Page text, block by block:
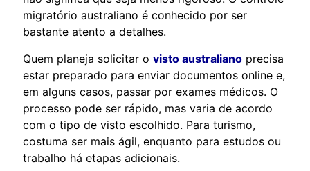
migratório australiano é conhecido por ser
bastante atento a detalhes.
Quem planeja solicitar o visto australiano precisa
estar preparado para enviar documentos online e,
em alguns casos, passar por exames médicos. O
processo pode ser rápido, mas varia de acordo
com o tipo de visto escolhido. Para turismo,
costuma ser mais ágil, enquanto para estudos ou
trabalho há etapas adicionais.